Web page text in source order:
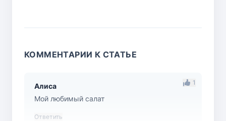
КОММЕНТАРИИ К СТАТЬЕ
Алиса
Мой любимый салат
1
Ответить